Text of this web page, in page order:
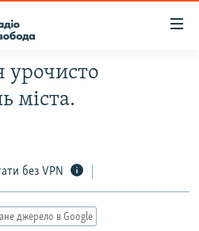
урочисто
міста.
без VPN
джерело в Google